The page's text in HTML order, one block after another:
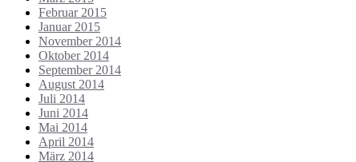
Februar 2015
Januar 2015
November 2014
Oktober 2014
September 2014
August 2014
Juli 2014
Juni 2014
Mai 2014
April 2014
März 2014